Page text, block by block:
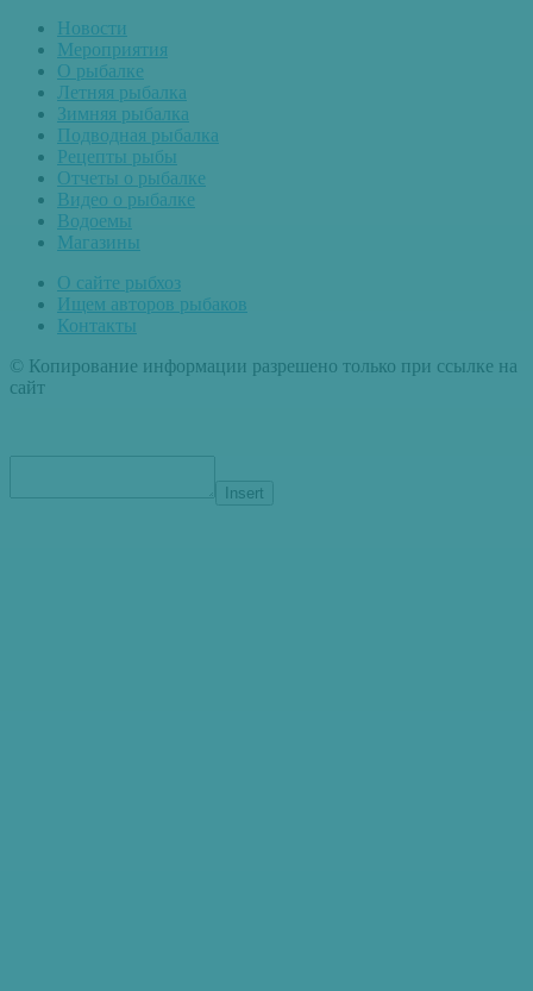
Новости
Мероприятия
О рыбалке
Летняя рыбалка
Зимняя рыбалка
Подводная рыбалка
Рецепты рыбы
Отчеты о рыбалке
Видео о рыбалке
Водоемы
Магазины
О сайте рыбхоз
Ищем авторов рыбаков
Контакты
© Копирование информации разрешено только при ссылке на
сайт
Insert